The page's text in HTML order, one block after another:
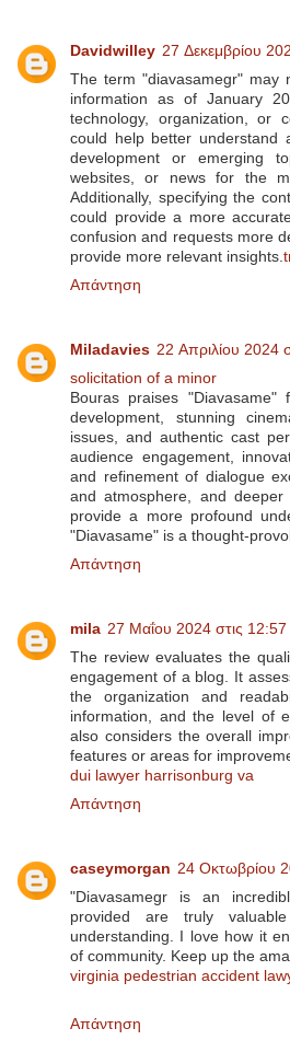
Davidwilley 27 Δεκεμβρίου
The term "diavasamegr" may
information as of January
technology, organization, or
could help better understand
development or emerging
websites, or news for the
Additionally, specifying the
could provide a more
confusion and requests more
provide more relevant insights.
Απάντηση
Miladavies 22 Απριλίου 2024
solicitation of a minor
Bouras praises
development, stunning
issues, and authentic cast
audience engagement,
and refinement of dialogue
and atmosphere, and
provide a more profound
"Diavasame" is a thought-
Απάντηση
mila 27 Μαΐου 2024 στις 12:57
The review evaluates the
engagement of a blog. It
the organization and
information, and the level of
also considers the overall
features or areas for
dui lawyer harrisonburg va
Απάντηση
caseymorgan 24 Οκτωβρίου
"Diavasamegr is an
provided are truly
understanding. I love how it
of community. Keep up the
virginia pedestrian accident
Απάντηση